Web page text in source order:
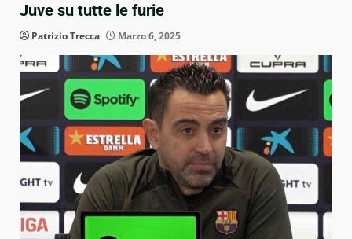
Juve su tutte le furie
Patrizio Trecca Marzo 6, 2025